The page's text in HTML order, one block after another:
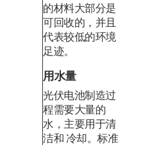
的材料大部分是
可回收的，并且
代表较低的环境
足迹。
用水量
光伏电池制造过
程需要大量的
水，主要用于清
洁和 冷却。标准